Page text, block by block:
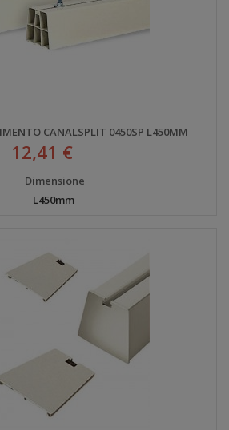
CANALSPLIT 0450SP L450MM
12,41 €
Dimensione
L450mm